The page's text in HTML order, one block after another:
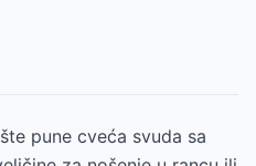
pune cveća svuda sa